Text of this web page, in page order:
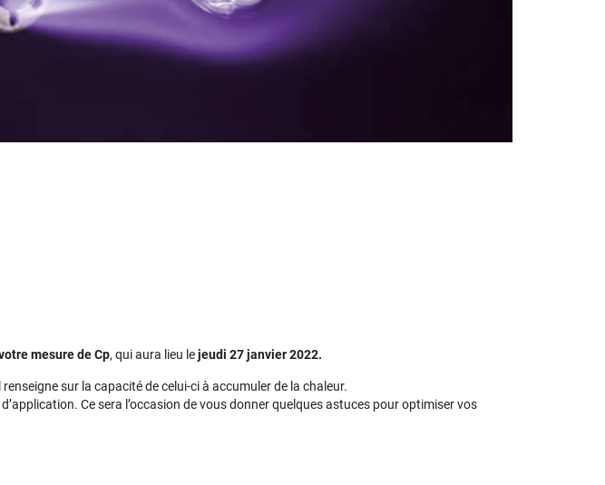
mesure de Cp, qui aura lieu lejeudi 27 janvier 2022.
sur la capacité de celui-ci à accumuler de la chaleur.
Ce sera l’occasion de vous donner quelques astuces pour optimiser vos